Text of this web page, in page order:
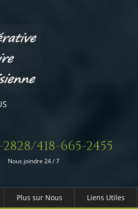
418-665-2455
Nous joindre 24 / 7
Plus sur Nous Liens Utiles